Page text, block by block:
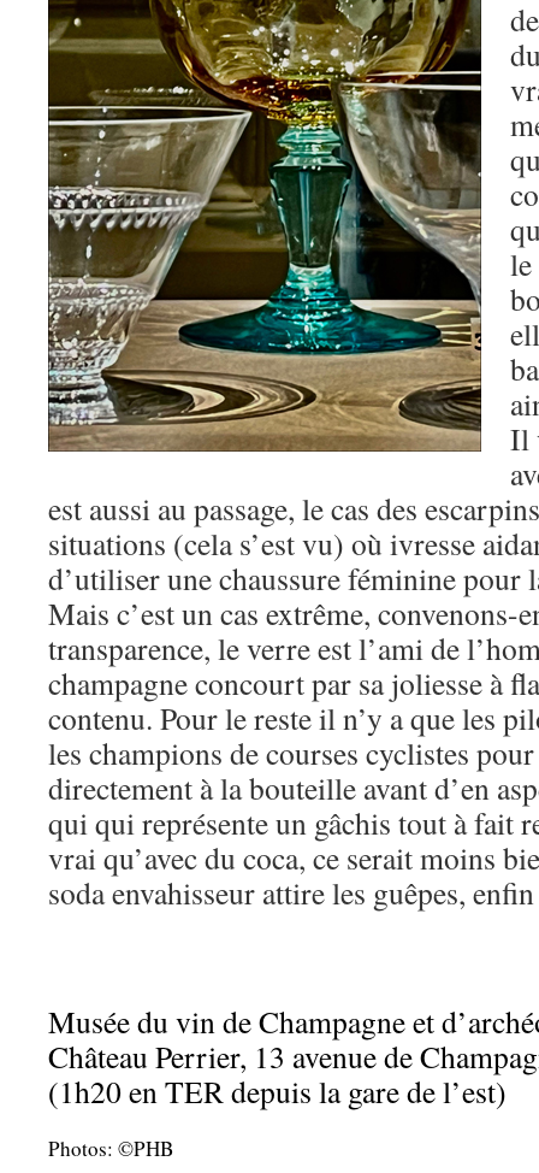
Il
est aussi au passage, le cas des
situations (cela s’est vu) où ivresse
d’utiliser une chaussure féminine pour
Mais c’est un cas extrême, convenons-
transparence, le verre est l’ami de
champagne concourt par sa joliesse à
contenu. Pour le reste il n’y a que les
les champions de courses cyclistes
directement à la bouteille avant d’en
qui qui représente un gâchis tout à fait
vrai qu’avec du coca, ce serait moins
soda envahisseur attire les guêpes,
Musée du vin de Champagne et
Château Perrier, 13 avenue de
(1h20 en TER depuis la gare de l’est)
Photos: ©PHB